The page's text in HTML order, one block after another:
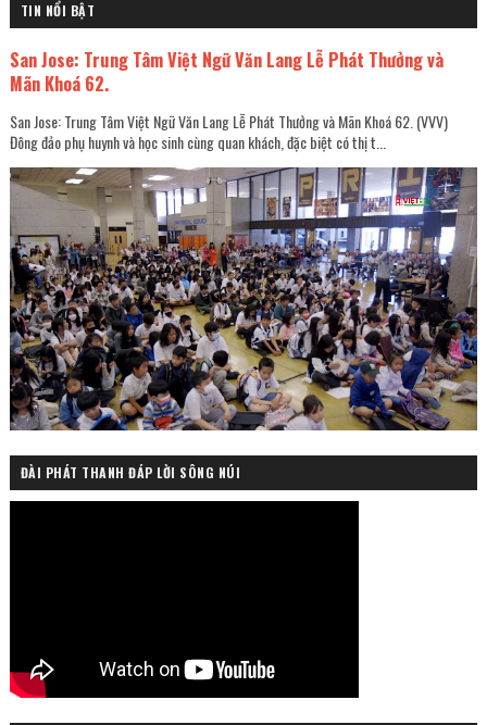
TIN NỔI BẬT
San Jose: Trung Tâm Việt Ngữ Văn Lang Lễ Phát Thưởng và
Mãn Khoá 62.
San Jose: Trung Tâm Việt Ngữ Văn Lang Lễ Phát Thưởng và Mãn Khoá 62. (VVV)
Đông đảo phụ huynh và học sinh cùng quan khách, đặc biệt có thị t...
ĐÀI PHÁT THANH ĐÁP LỜI SÔNG NÚI